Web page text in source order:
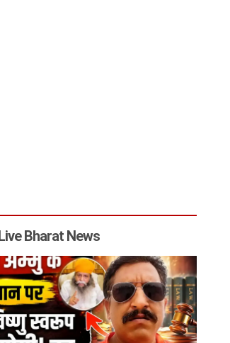
Bharat News